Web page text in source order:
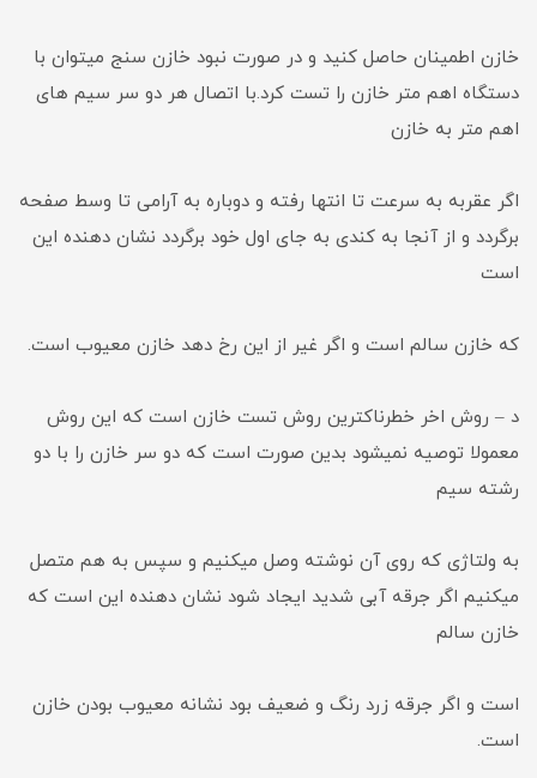
خازن اطمینان حاصل کنید و در صورت نبود خازن سنج میتوان با
دستگاه اهم متر خازن را تست کرد.با اتصال هر دو سر سیم های
اهم متر به خازن
اگر عقربه به سرعت تا انتها رفته و دوباره به آرامی تا وسط صفحه
برگردد و از آنجا به کندی به جای اول خود برگردد نشان دهنده این
است
که خازن سالم است و اگر غیر از این رخ دهد خازن معیوب است.
د – روش اخر خطرناکترین روش تست خازن است که این روش
معمولا توصیه نمیشود بدین صورت است که دو سر خازن را با دو
رشته سیم
به ولتاژی که روی آن نوشته وصل میکنیم و سپس به هم متصل
میکنیم اگر جرقه آبی شدید ایجاد شود نشان دهنده این است که
خازن سالم
است و اگر جرقه زرد رنگ و ضعیف بود نشانه معیوب بودن خازن
است.